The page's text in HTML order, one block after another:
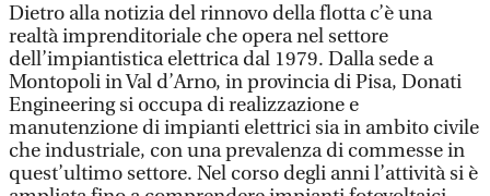
Dietro alla notizia del rinnovo della flotta c’è una
realtà imprenditoriale che opera nel settore
dell’impiantistica elettrica dal 1979. Dalla sede a
Montopoli in Val d’Arno, in provincia di Pisa, Donati
Engineering si occupa di realizzazione e
manutenzione di impianti elettrici sia in ambito civile
che industriale, con una prevalenza di commesse in
quest’ultimo settore. Nel corso degli anni l’attività si è